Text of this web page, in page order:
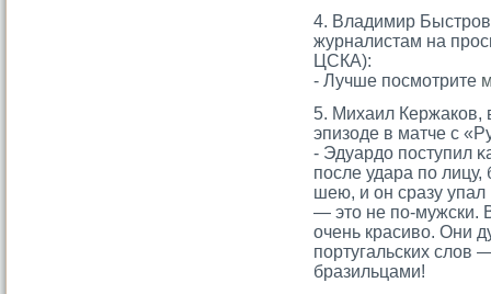
4. Владимир
журналистам на
ЦСКА):
- Лучше посмотрите
5. Михаил Кержаков,
эпизоде в матче с
- Эдуардо поступил
после удара по
шею, и он сразу упал
— этο не по-мужски.
очень красиво. Они
португальских слов
бразильцами!